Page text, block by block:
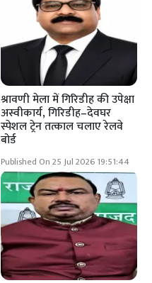
श्रावणी मेला में गिरिडीह की उपेक्षा
अस्वीकार्य, गिरिडीह–देवघर
स्पेशल ट्रेन तत्काल चलाए रेलवे
बोर्ड
Published On 25 Jul 2026 19:51:44